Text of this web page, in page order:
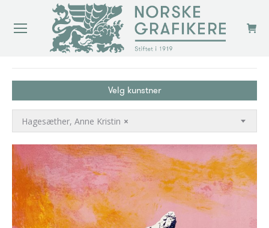
Velg kunstner
×
Hagesæther, Anne Kristin